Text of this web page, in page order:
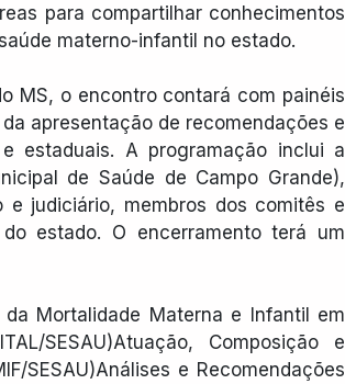
para compartilhar conhecimentos
materno-infantil no estado.
MS, o encontro contará com painéis
apresentação de recomendações e
estaduais. A programação inclui a
de Saúde de Campo Grande),
e judiciário, membros dos comitês e
estado. O encerramento terá um
da Mortalidade Materna e Infantil em
SESAU)Atuação, Composição e
SESAU)Análises e Recomendações